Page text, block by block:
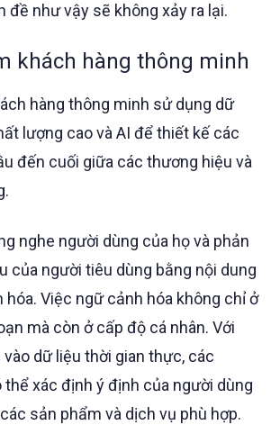
đề như vậy sẽ không xảy ra lại.
khách hàng thông minh
hàng thông minh sử dụng dữ
lượng cao và AI để thiết kế các
đến cuối giữa các thương hiệu và
nghe người dùng của họ và phản
của người tiêu dùng bằng nội dung
Việc ngữ cảnh hóa không chỉ ở
mà còn ở cấp độ cá nhân. Với
dữ liệu thời gian thực, các
xác định ý định của người dùng
sản phẩm và dịch vụ phù hợp.